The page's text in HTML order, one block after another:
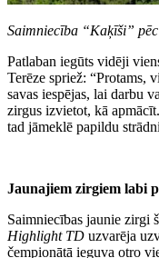
Saimniecība “Kaķīši”
Patlaban iegūts vidēji
Terēze spriež: “Protams,
savas iespējas, lai darbu
zirgus izvietot, kā
tad jāmeklē papildu
Jaunajiem zirgiem labi
Saimniecības jaunie zirgi
Highlight TD uzvarēja
čempionātā ieguva otro